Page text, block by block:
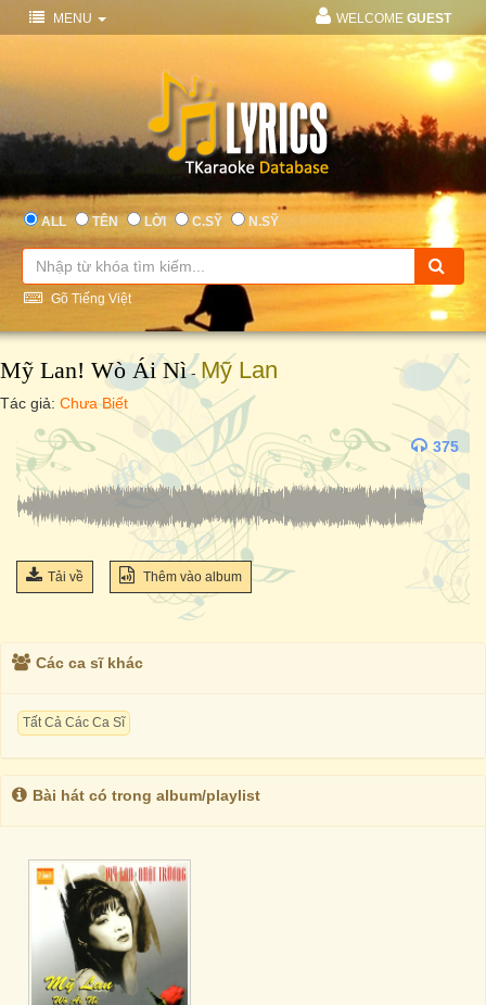
MENU WELCOME GUEST
ALL TÊN LỜI C.SỸ N.SỸ
Gõ Tiếng Việt
Mỹ Lan! Wò Ái Nì- Mỹ Lan
Tác giả: Chưa Biết
375
Tải về Thêm vào album
Các ca sĩ khác
Tất Cả Các Ca Sĩ
Bài hát có trong album/playlist